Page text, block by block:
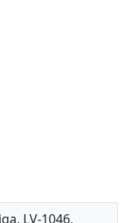
LV-1046,